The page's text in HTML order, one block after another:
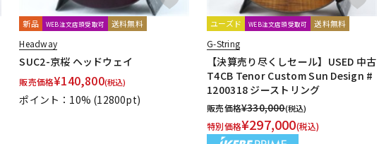
新品 WEB注文店頭受取可 送料無料
Headway
SUC2-京桜 ヘッドウェイ
販売価格¥140,800(税込)
ポイント：10% (12800pt)
ユーズド WEB注文店頭受取可 送料無料
G-String
【決算売り尽くしセール】USED 中古
T4CB Tenor Custom Sun Design #
1200318 ジーストリング
販売価格¥330,000(税込)
特別価格¥297,000(税込)